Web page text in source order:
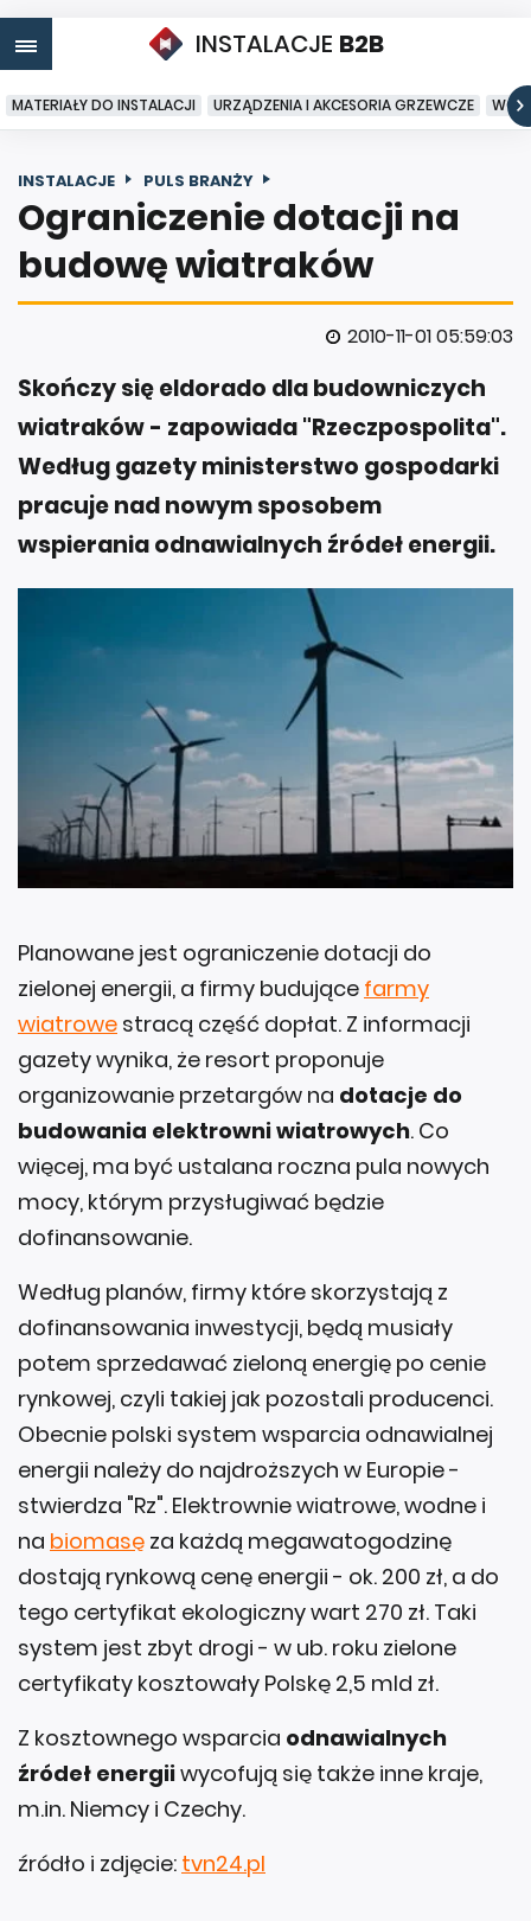
INSTALACJE B2B
MATERIAŁY DO INSTALACJI URZĄDZENIA I AKCESORIA GRZEWCZE
INSTALACJE PULS BRANŻY
Ograniczenie dotacji na
budowę wiatraków
2010-11-01 05:59:03
Skończy się eldorado dla budowniczych
wiatraków - zapowiada "Rzeczpospolita".
Według gazety ministerstwo gospodarki
pracuje nad nowym sposobem
wspierania odnawialnych źródeł energii.
Planowane jest ograniczenie dotacji do
zielonej energii, a firmy budujące farmy
wiatrowe stracą część dopłat. Z informacji
gazety wynika, że resort proponuje
organizowanie przetargów na dotacje do
budowania elektrowni wiatrowych. Co
więcej, ma być ustalana roczna pula nowych
mocy, którym przysługiwać będzie
dofinansowanie.
Według planów, firmy które skorzystają z
dofinansowania inwestycji, będą musiały
potem sprzedawać zieloną energię po cenie
rynkowej, czyli takiej jak pozostali producenci.
Obecnie polski system wsparcia odnawialnej
energii należy do najdroższych w Europie -
stwierdza "Rz". Elektrownie wiatrowe, wodne i
na biomasę za każdą megawatogodzinę
dostają rynkową cenę energii - ok. 200 zł, a do
tego certyfikat ekologiczny wart 270 zł. Taki
system jest zbyt drogi - w ub. roku zielone
certyfikaty kosztowały Polskę 2,5 mld zł.
Z kosztownego wsparcia odnawialnych
źródeł energiiwycofują się także inne kraje,
m.in. Niemcy i Czechy.
źródło i zdjęcie: tvn24.pl